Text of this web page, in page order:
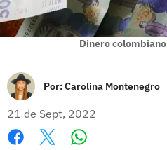
Dinero colombiano
Por:Carolina Montenegro
21 de Sept, 2022